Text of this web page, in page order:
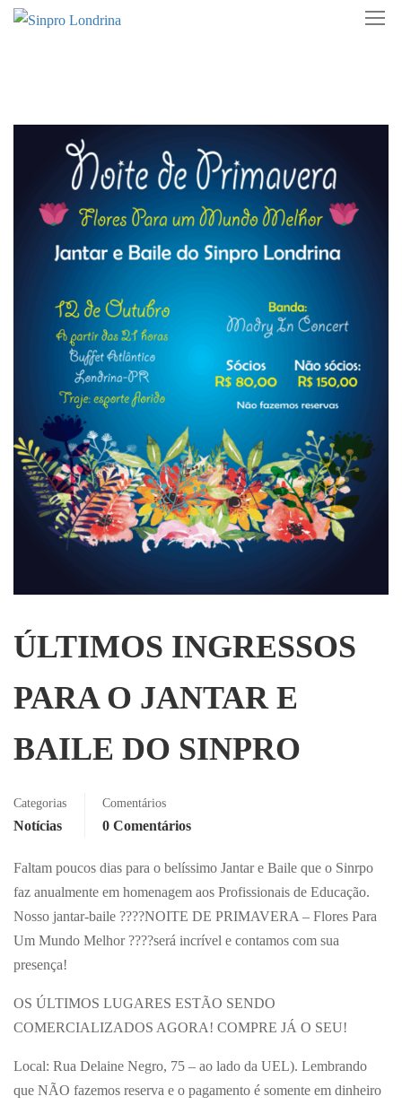
ÚLTIMOS INGRESSOS
PARA O JANTAR E
BAILE DO SINPRO
Categorias
Notícias
Comentários
0 Comentários
Faltam poucos dias para o belíssimo Jantar e Baile que o Sinrpo
faz anualmente em homenagem aos Profissionais de Educação.
Nosso jantar-baile ????NOITE DE PRIMAVERA – Flores Para
Um Mundo Melhor????será incrível e contamos com sua
presença!
OS ÚLTIMOS LUGARES ESTÃO SENDO
COMERCIALIZADOS AGORA! COMPRE JÁ O SEU!
Local: Rua Delaine Negro, 75 – ao lado da UEL). Lembrando
que NÃO fazemos reserva e o pagamento é somente em dinheiro